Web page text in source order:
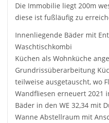
Die Immobilie liegt 200m
diese ist fußläufig zu
Innenliegende Bäder mit
Waschtischkombi
Küchen als Wohnküche
Grundrissüberarbeitung
teilweise ausgetauscht, wo
Wandfliesen erneuert 2021
Bäder in den WE 32,34 mit
Wanne Abstellraum mit